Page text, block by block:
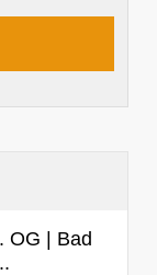
OG | Bad